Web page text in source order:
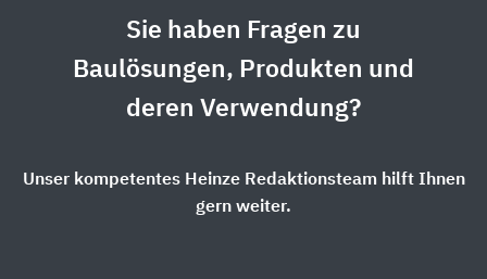
Sie haben Fragen zu
Baulösungen, Produkten und
deren Verwendung?
Unser kompetentes Heinze Redaktionsteam hilft Ihnen
gern weiter.